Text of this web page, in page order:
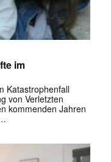
im
Katastrophenfall
von Verletzten
kommenden Jahren